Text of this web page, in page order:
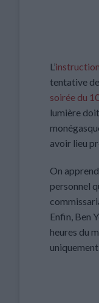
L’
tentative
soirée du
lumière
avoir lieu
On
personnel
Enfin, Ben
heures du